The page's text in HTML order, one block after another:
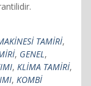
TAMİRİ,
, GENEL,
, KLİMA TAMİRİ,
, KOMBİ